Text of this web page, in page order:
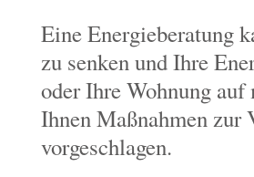
Eine Energieberatung
zu senken und Ihre
oder Ihre Wohnung
Ihnen Maßnahmen zur
vorgeschlagen.